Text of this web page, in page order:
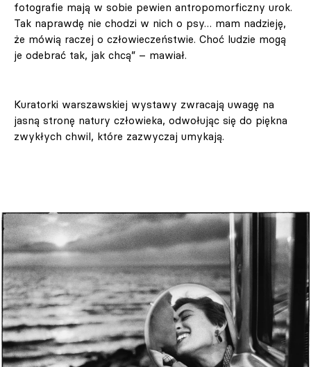
fotografie mają w sobie pewien antropomorficzny urok.
Tak naprawdę nie chodzi w nich o psy… mam nadzieję,
że mówią raczej o człowieczeństwie. Choć ludzie mogą
je odebrać tak, jak chcą” – mawiał.
Kuratorki warszawskiej wystawy zwracają uwagę na
jasną stronę natury człowieka, odwołując się do piękna
zwykłych chwil, które zazwyczaj umykają.